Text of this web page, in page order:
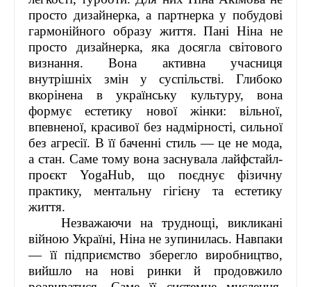
просто дизайнерка, а партнерка у побудові
гармонійного образу життя. Пані Ніна не
просто дизайнерка, яка досягла світового
визнання. Вона активна учасниця
внутрішніх змін у суспільстві. Глибоко
вкорінена в українську культуру, вона
формує естетику нової жінки: вільної,
впевненої, красивої без надмірності, сильної
без агресії. В її баченні стиль — це не мода,
а стан. Саме тому вона заснувала лайфстайл-
проєкт YogaHub, що поєднує фізичну
практику, ментальну гігієну та естетику
життя.
Незважаючи на труднощі, викликані
війною Україні, Ніна не зупинилась. Навпаки
— її підприємство зберегло виробництво,
вийшло на нові ринки й продовжило